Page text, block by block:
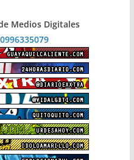
Medios Digitales